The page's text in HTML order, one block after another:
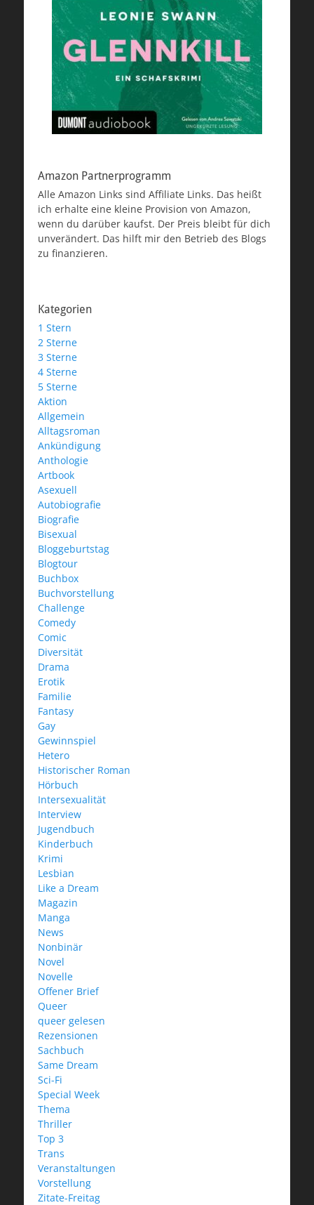
Amazon Partnerprogramm
Alle Amazon Links sind Affiliate Links. Das heißt
ich erhalte eine kleine Provision von Amazon,
wenn du darüber kaufst. Der Preis bleibt für dich
unverändert. Das hilft mir den Betrieb des Blogs
zu finanzieren.
Kategorien
1 Stern
2 Sterne
3 Sterne
4 Sterne
5 Sterne
Aktion
Allgemein
Alltagsroman
Ankündigung
Anthologie
Artbook
Asexuell
Autobiografie
Biografie
Bisexual
Bloggeburtstag
Blogtour
Buchbox
Buchvorstellung
Challenge
Comedy
Comic
Diversität
Drama
Erotik
Familie
Fantasy
Gay
Gewinnspiel
Hetero
Historischer Roman
Hörbuch
Intersexualität
Interview
Jugendbuch
Kinderbuch
Krimi
Lesbian
Like a Dream
Magazin
Manga
News
Nonbinär
Novel
Novelle
Offener Brief
Queer
queer gelesen
Rezensionen
Sachbuch
Same Dream
Sci-Fi
Special Week
Thema
Thriller
Top 3
Trans
Veranstaltungen
Vorstellung
Zitate-Freitag